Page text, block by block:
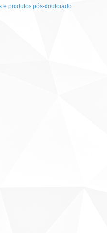
e produtos pós-doutorado